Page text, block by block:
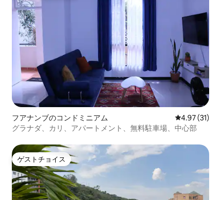
フアナンブのコンドミニアム レビュー31
4.97 (31)
グラナダ、カリ、アパートメント、無料駐車場、中心部
ゲストチョイス
ゲストチョイス